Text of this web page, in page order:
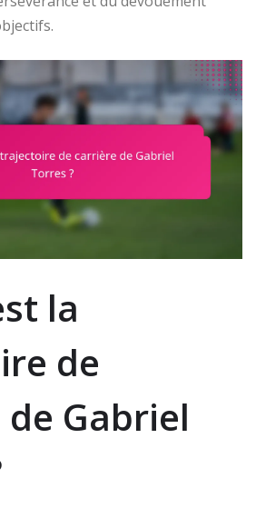
la
de
Gabriel